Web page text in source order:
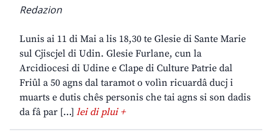
Redazion
Lunis ai 11 di Mai a lis 18,30 te Glesie di Sante Marie
sul Cjiscjel di Udin. Glesie Furlane, cun la
Arcidiocesi di Udine e Clape di Culture Patrie dal
Friûl a 50 agns dal taramot o volìn ricuardâ ducj i
muarts e dutis chês personis che tai agns si son dadis
da fâ par […] lei di plui +